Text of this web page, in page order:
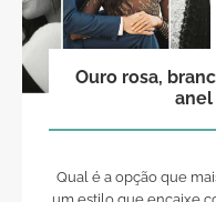
Ouro rosa,
anel
Qual é a opção que